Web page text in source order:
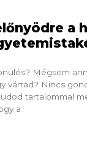
a
Mégsem
vártad? Nincs
tartalommal
a